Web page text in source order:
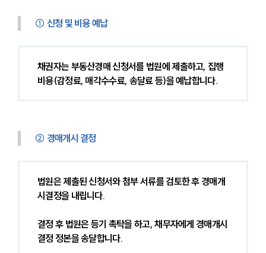
① 신청 및 비용 예납
채권자는 부동산경매 신청서를 법원에 제출하고, 집행
비용(감정료, 매각수수료, 송달료 등)을 예납합니다.
② 경매개시 결정
법원은 제출된 신청서와 첨부 서류를 검토한 후 경매개
시결정을 내립니다.
결정 후 법원은 등기 촉탁을 하고, 채무자에게 경매개시
결정 정본을 송달합니다.